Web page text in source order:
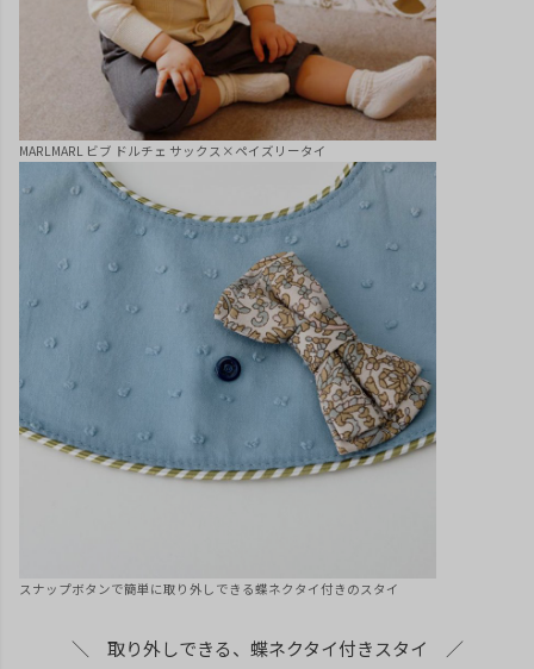
MARLMARL ビブ ドルチェ サックス×ペイズリータイ
スナップボタンで簡単に取り外しできる蝶ネクタイ付きのスタイ
＼ 取り外しできる、蝶ネクタイ付きスタイ ／